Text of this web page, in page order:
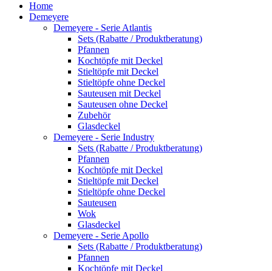
Home
Demeyere
Demeyere - Serie Atlantis
Sets (Rabatte / Produktberatung)
Pfannen
Kochtöpfe mit Deckel
Stieltöpfe mit Deckel
Stieltöpfe ohne Deckel
Sauteusen mit Deckel
Sauteusen ohne Deckel
Zubehör
Glasdeckel
Demeyere - Serie Industry
Sets (Rabatte / Produktberatung)
Pfannen
Kochtöpfe mit Deckel
Stieltöpfe mit Deckel
Stieltöpfe ohne Deckel
Sauteusen
Wok
Glasdeckel
Demeyere - Serie Apollo
Sets (Rabatte / Produktberatung)
Pfannen
Kochtöpfe mit Deckel